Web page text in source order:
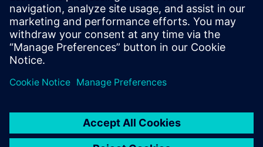
Email: press.software.sisw@siemens.com